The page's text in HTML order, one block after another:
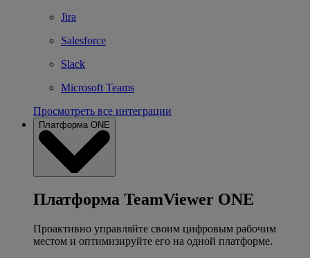
Jira
Salesforce
Slack
Microsoft Teams
Просмотреть все интеграции
Платформа ONE
Платформа TeamViewer ONE
Проактивно управляйте своим цифровым рабочим
местом и оптимизируйте его на одной платформе.